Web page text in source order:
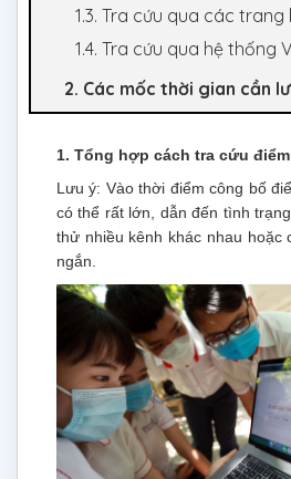
1.3. Tra cứu qua các
1.4. Tra cứu qua hệ thống
2. Các mốc thời gian cần
1. Tổng hợp cách tra cứu
Lưu ý: Vào thời điểm công bố
có thể rất lớn, dẫn đến tình
thử nhiều kênh khác nhau hoặc
ngắn.